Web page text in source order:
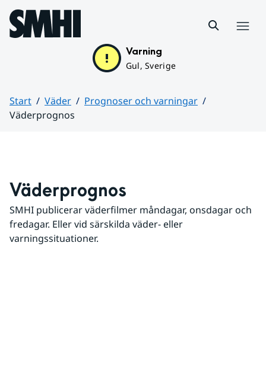
Hoppa till sidans innehåll
Varning
Gul, Sverige
Start Väder
Prognoser och varningar
Väderprognos
Väderprognos
SMHI publicerar väderfilmer måndagar, onsdagar och
fredagar. Eller vid särskilda väder- eller
varningssituationer.